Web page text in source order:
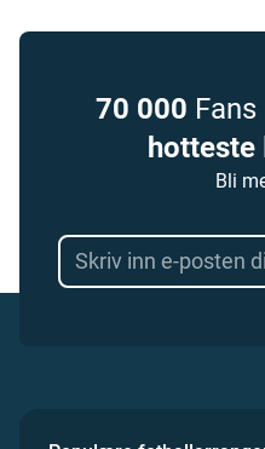
70 000
hotteste
Bli